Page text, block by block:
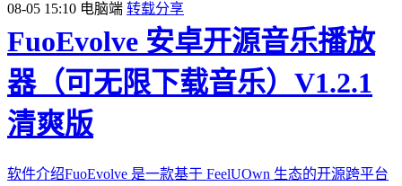
08-05 15:10 电脑端 转载分享
FuoEvolve 安卓开源音乐播放
器（可无限下载音乐）V1.2.1
清爽版
软件介绍FuoEvolve 是一款基于 FeelUOwn 生态的开源跨平台